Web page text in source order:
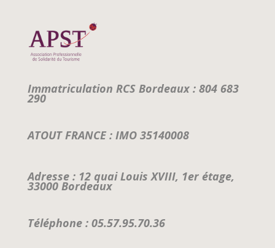
Immatriculation RCS Bordeaux : 804 683
290
ATOUT FRANCE : IMO 35140008
Adresse : 12 quai Louis XVIII, 1er étage,
33000 Bordeaux
Téléphone : 05.57.95.70.36